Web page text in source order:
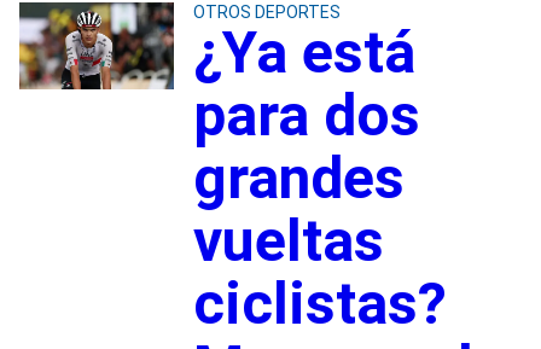
OTROS DEPORTES
¿Ya está
para dos
grandes
vueltas
ciclistas?